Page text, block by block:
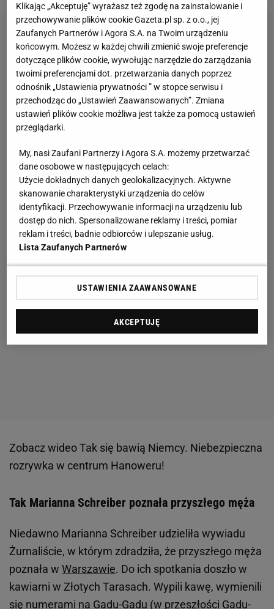
Zobacz wideoTak się bawią Niemcy. Niebezpieczna
rozrywka w centrum Hanoweru!
Tak Marianna Schreiber poznała przyszłego męża
Niedawno Marianna Schreiber udzieliła wywiadu
Żurnaliście, w którym zdradziła, że przyszłego męża
poznała w Warszawie. Do ich spotkania doszło w
kawiarni w Złotych Tarasach. Wypili kawę, wymienili
się numerami na Gadu-Gadu (w przeszłości Gadu-
Klikając „Akceptuję” wyrażasz też zgodę na zainstalowanie i
przechowywanie plików cookie Gazeta.pl sp. z o.o., jej
Zaufanych Partnerów i Agora S.A. na Twoim urządzeniu
końcowym. Możesz w każdej chwili zmienić swoje preferencje
dotyczące plików cookie, wywołując narzędzie do zarządzania
twoimi preferencjami dot. przetwarzania danych poprzez
odnośnik „Ustawienia prywatności ” w stopce serwisu i
przechodząc do „Ustawień Zaawansowanych”. Zmiana
ustawień plików cookie możliwa jest także za pomocą ustawień
przeglądarki.
My, nasi Zaufani Partnerzy i Agora S.A. możemy przetwarzać
dane osobowe w następujących celach:
Użycie dokładnych danych geolokalizacyjnych. Aktywne
skanowanie charakterystyki urządzenia do celów
identyfikacji. Przechowywanie informacji na urządzeniu lub
dostęp do nich. Spersonalizowane reklamy i treści, pomiar
reklam i treści, badnie odbiorców i ulepszanie usług.
Lista Zaufanych Partnerów
USTAWIENIA ZAAWANSOWANE
AKCEPTUJĘ